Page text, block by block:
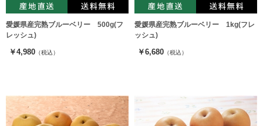
愛媛県産完熟ブルーベリー 500g(フ
レッシュ)
￥4,980 （税込）
愛媛県産完熟ブルーベリー 1kg(フレ
ッシュ)
￥6,680 （税込）